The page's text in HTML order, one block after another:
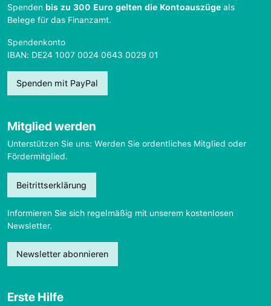
Spenden bis zu 300 Euro gelten die Kontoauszüge als
Belege für das Finanzamt.
Spendenkonto
IBAN: DE24 1007 0024 0643 0029 01
Spenden mit PayPal
Mitglied werden
Unterstützen Sie uns: Werden Sie ordentliches Mitglied oder
Fördermitglied.
Beitrittserklärung
Informieren Sie sich regelmäßig mit unserem kostenlosen
Newsletter.
Newsletter abonnieren
Erste Hilfe